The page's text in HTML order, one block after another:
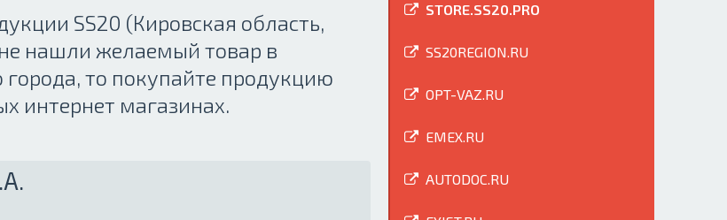
SS20 (Кировская область,
нашли желаемый товар в
то покупайте продукцию
интернет магазинах.
STORE.SS20.PRO
SS20REGION.RU
OPT-VAZ.RU
EMEX.RU
AUTODOC.RU